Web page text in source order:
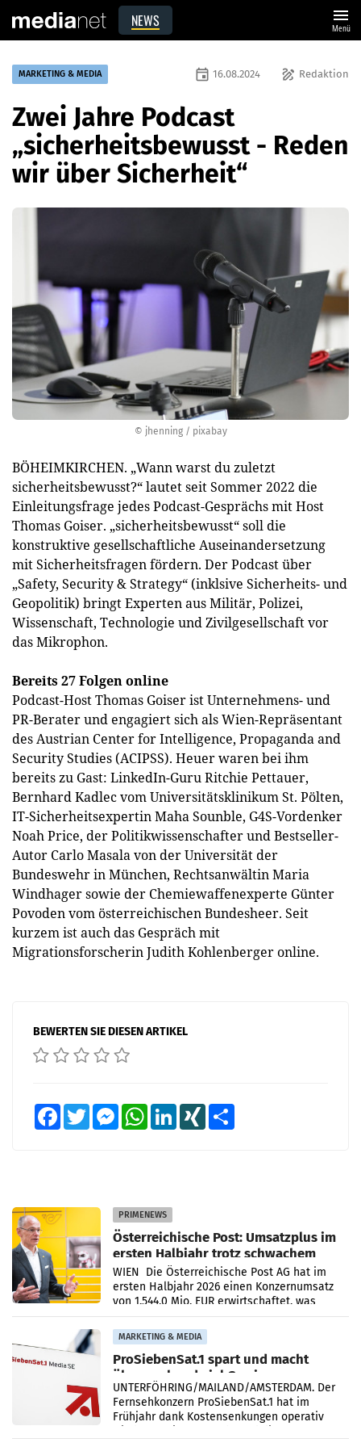
NEWS menu
Menü
© jhenning / pixabay
MARKETING & MEDIA draw Redaktion
event 16.08.2024
Zwei Jahre Podcast
„sicherheitsbewusst - Reden
wir über Sicherheit“
BÖHEIMKIRCHEN. „Wann warst du zuletzt
sicherheitsbewusst?“ lautet seit Sommer 2022 die
Einleitungsfrage jedes Podcast-Gesprächs mit Host
Thomas Goiser. „sicherheitsbewusst“ soll die
konstruktive gesellschaftliche Auseinandersetzung
mit Sicherheitsfragen fördern. Der Podcast über
„Safety, Security & Strategy“ (inklsive Sicherheits- und
Geopolitik) bringt Experten aus Militär, Polizei,
Wissenschaft, Technologie und Zivilgesellschaft vor
das Mikrophon.
Bereits 27 Folgen online
Podcast-Host Thomas Goiser ist Unternehmens- und
PR-Berater und engagiert sich als Wien-Repräsentant
des Austrian Center for Intelligence, Propaganda and
Security Studies (ACIPSS). Heuer waren bei ihm
bereits zu Gast: LinkedIn-Guru Ritchie Pettauer,
Bernhard Kadlec vom Universitätsklinikum St. Pölten,
IT-Sicherheitsexpertin Maha Sounble, G4S-Vordenker
Noah Price, der Politikwissenschafter und Bestseller-
Autor Carlo Masala von der Universität der
Bundeswehr in München, Rechtsanwältin Maria
Windhager sowie der Chemiewaffenexperte Günter
Povoden vom österreichischen Bundesheer. Seit
kurzem ist auch das Gespräch mit
Migrationsforscherin Judith Kohlenberger online.
BEWERTEN SIE DIESEN ARTIKEL
FacebookTwitter MessengerWhatsAppLinkedInXING
PRIMENEWS
Österreichische Post: Umsatzplus im
ersten Halbjahr trotz schwachem
Briefgeschäft
WIEN Die Österreichische Post AG hat im
ersten Halbjahr 2026 einen Konzernumsatz
von 1.544,0 Mio. EUR erwirtschaftet, was
einem Plus von 3,8 Prozent gegenüber dem
Vergleichszeitraum
MARKETING & MEDIA
ProSiebenSat.1 spart und macht
überraschend viel Gewinn
UNTERFÖHRING/MAILAND/AMSTERDAM. Der
Fernsehkonzern ProSiebenSat.1 hat im
Frühjahr dank Kostensenkungen operativ